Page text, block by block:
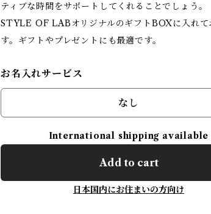
ティブな時間をサポートしてくれることでしょう。
STYLE OF LABオリジナルのギフトBOXに入れて
す。ギフトやプレゼントにも最適です。
お名入れサービス
なし
International shipping available
Add to cart
日本国内にお住まいの方向け